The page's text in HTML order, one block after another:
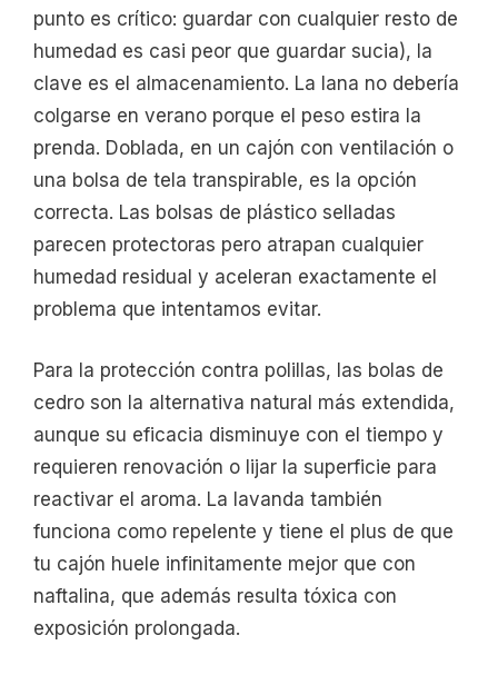
punto es crítico: guardar con cualquier resto de
humedad es casi peor que guardar sucia), la
clave es el almacenamiento. La lana no debería
colgarse en verano porque el peso estira la
prenda. Doblada, en un cajón con ventilación o
una bolsa de tela transpirable, es la opción
correcta. Las bolsas de plástico selladas
parecen protectoras pero atrapan cualquier
humedad residual y aceleran exactamente el
problema que intentamos evitar.
Para la protección contra polillas, las bolas de
cedro son la alternativa natural más extendida,
aunque su eficacia disminuye con el tiempo y
requieren renovación o lijar la superficie para
reactivar el aroma. La lavanda también
funciona como repelente y tiene el plus de que
tu cajón huele infinitamente mejor que con
naftalina, que además resulta tóxica con
exposición prolongada.